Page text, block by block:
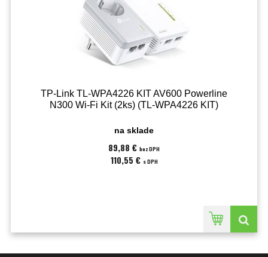
TP-Link TL-WPA4226 KIT AV600 Powerline
N300 Wi-Fi Kit (2ks) (TL-WPA4226 KIT)
na sklade
89,88 € bez DPH
110,55 € s DPH